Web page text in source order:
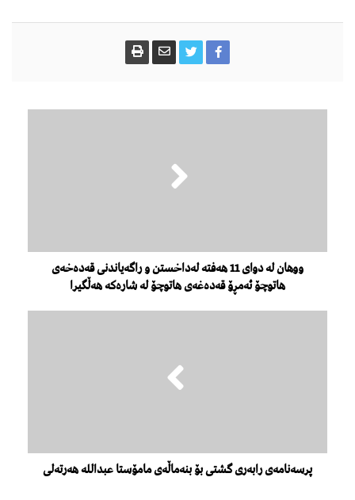
ووهان لە دوای 11 هەفتە لەداخستن و راگەیاندنی قەدەخەی
هاتوچۆ ئەمڕۆ قەدەغەی هاتوچۆ لە شارەکە هەڵگیرا
پرسەنامەی رابەری گشتی بۆ بنەماڵەی مامۆستا عبدالله هەرتەلی